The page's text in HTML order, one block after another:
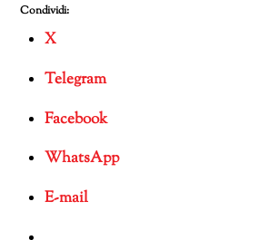
Condividi:
X
Telegram
Facebook
WhatsApp
E-mail